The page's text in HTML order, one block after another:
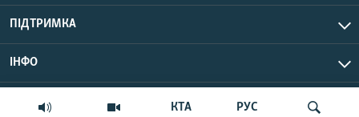
КТА РУС
ПІДТРИМКА
ІНФО
© Крим.Реалії, 2026 | Усі права застережено.